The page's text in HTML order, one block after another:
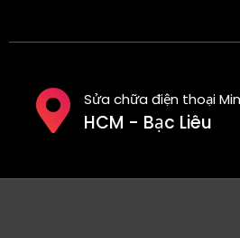
Sửa chữa điện thoại
HCM - Bạc Liêu